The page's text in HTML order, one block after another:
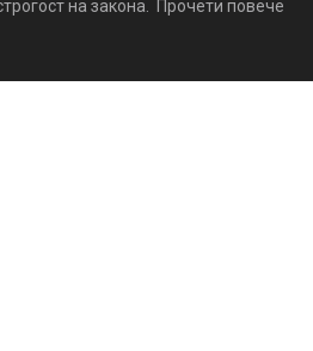
на закона. Прочети повече